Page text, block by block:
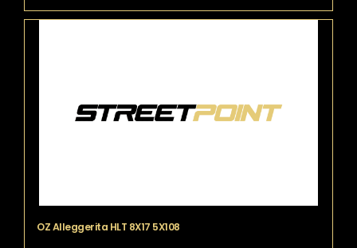
OZ Alleggerita HLT 8X17 5X108